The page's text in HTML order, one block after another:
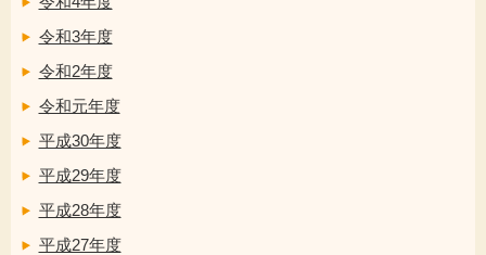
令和3年度
令和2年度
令和元年度
平成30年度
平成29年度
平成28年度
平成27年度